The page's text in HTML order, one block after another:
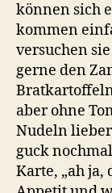
können sich
kommen
versuchen
gerne den
aber ohne
Nudeln
guck
Karte, „ah ja,